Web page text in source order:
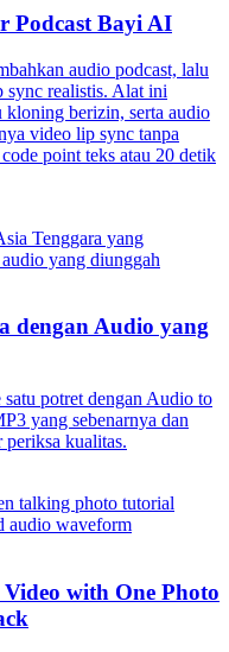
Podcast Bayi AI
audio podcast, lalu
sync realistis. Alat ini
kloning berizin, serta audio
video lip sync tanpa
point teks atau 20 detik
dengan Audio yang
potret dengan Audio to
yang sebenarnya dan
kualitas.
with One Photo